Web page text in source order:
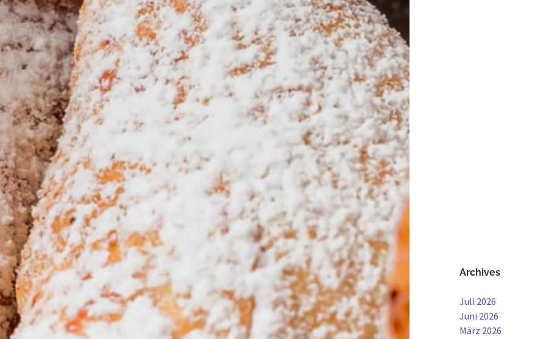
Archives
Juli 2026
Juni 2026
März 2026